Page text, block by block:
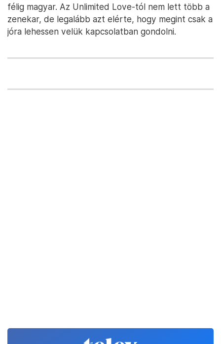
félig magyar. Az Unlimited Love-tól nem lett több a
zenekar, de legalább azt elérte, hogy megint csak a
jóra lehessen velük kapcsolatban gondolni.